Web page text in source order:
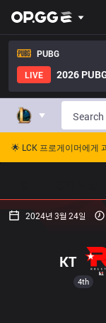
PUBG
LIVE
2026
🌟 LCK 프로게이머에게
2024년 3월 24일
4th
KT